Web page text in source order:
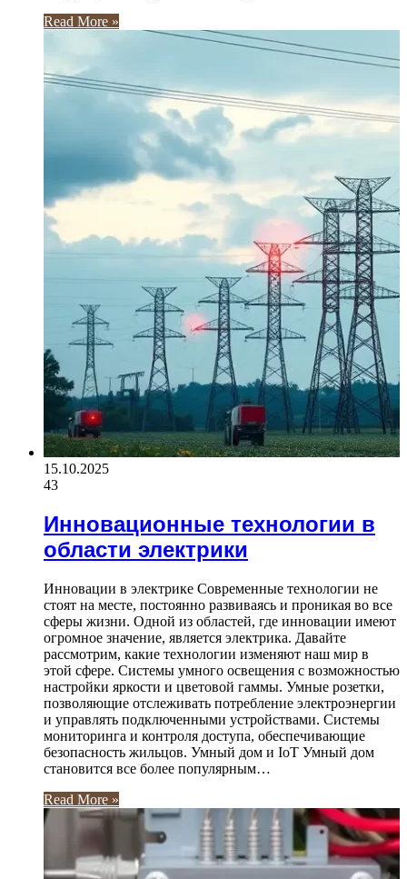
Read More »
15.10.2025
43
Инновационные технологии в
области электрики
Инновации в электрике Современные технологии не
стоят на месте, постоянно развиваясь и проникая во все
сферы жизни. Одной из областей, где инновации имеют
огромное значение, является электрика. Давайте
рассмотрим, какие технологии изменяют наш мир в
этой сфере. Системы умного освещения с возможностью
настройки яркости и цветовой гаммы. Умные розетки,
позволяющие отслеживать потребление электроэнергии
и управлять подключенными устройствами. Системы
мониторинга и контроля доступа, обеспечивающие
безопасность жильцов. Умный дом и IoT Умный дом
становится все более популярным…
Read More »